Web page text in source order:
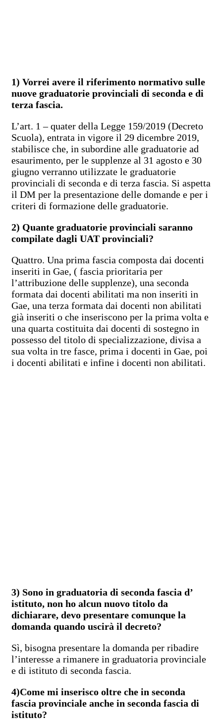
1) Vorrei avere il riferimento normativo sulle
nuove graduatorie provinciali di seconda e di
terza fascia.
L’art. 1 – quater della Legge 159/2019 (Decreto
Scuola), entrata in vigore il 29 dicembre 2019,
stabilisce che, in subordine alle graduatorie ad
esaurimento, per le supplenze al 31 agosto e 30
giugno verranno utilizzate le graduatorie
provinciali di seconda e di terza fascia. Si aspetta
il DM per la presentazione delle domande e per i
criteri di formazione delle graduatorie.
2) Quante graduatorie provinciali saranno
compilate dagli UAT provinciali?
Quattro. Una prima fascia composta dai docenti
inseriti in Gae, ( fascia prioritaria per
l’attribuzione delle supplenze), una seconda
formata dai docenti abilitati ma non inseriti in
Gae, una terza formata dai docenti non abilitati
già inseriti o che inseriscono per la prima volta e
una quarta costituita dai docenti di sostegno in
possesso del titolo di specializzazione, divisa a
sua volta in tre fasce, prima i docenti in Gae, poi
i docenti abilitati e infine i docenti non abilitati.
3) Sono in graduatoria di seconda fascia d’
istituto, non ho alcun nuovo titolo da
dichiarare, devo presentare comunque la
domanda quando uscirà il decreto?
Sì, bisogna presentare la domanda per ribadire
l’interesse a rimanere in graduatoria provinciale
e di istituto di seconda fascia.
4)Come mi inserisco oltre che in seconda
fascia provinciale anche in seconda fascia di
istituto?